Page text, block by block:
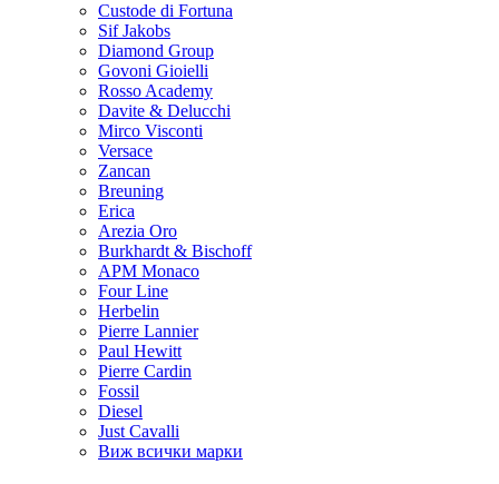
Custode di Fortuna
Sif Jakobs
Diamond Group
Govoni Gioielli
Rosso Academy
Davite & Delucchi
Mirco Visconti
Versace
Zancan
Breuning
Erica
Arezia Oro
Burkhardt & Bischoff
APM Monaco
Four Line
Herbelin
Pierre Lannier
Paul Hewitt
Pierre Cardin
Fossil
Diesel
Just Cavalli
Виж всички марки